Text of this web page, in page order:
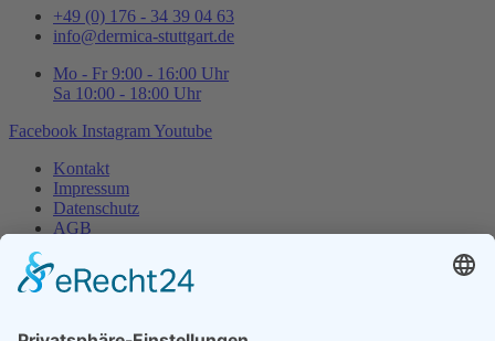
+49 (0) 176 - 34 39 04 63
info@dermica-stuttgart.de
Mo - Fr 9:00 - 16:00 Uhr
Sa 10:00 - 18:00 Uhr
Facebook Instagram Youtube
Kontakt
Impressum
Datenschutz
AGB